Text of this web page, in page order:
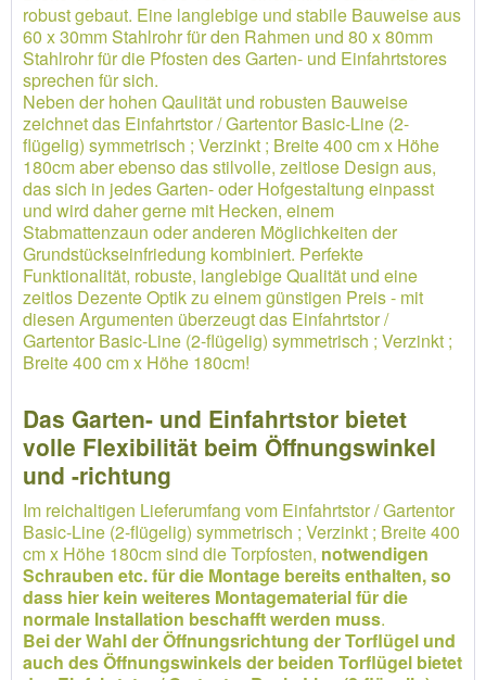
robust gebaut. Eine langlebige und stabile Bauweise aus
60 x 30mm Stahlrohr für den Rahmen und 80 x 80mm
Stahlrohr für die Pfosten des Garten- und Einfahrtstores
sprechen für sich.
Neben der hohen Qaulität und robusten Bauweise
zeichnet das Einfahrtstor / Gartentor Basic-Line (2-
flügelig) symmetrisch ; Verzinkt ; Breite 400 cm x Höhe
180cm aber ebenso das stilvolle, zeitlose Design aus,
das sich in jedes Garten- oder Hofgestaltung einpasst
und wird daher gerne mit Hecken, einem
Stabmattenzaun oder anderen Möglichkeiten der
Grundstückseinfriedung kombiniert. Perfekte
Funktionalität, robuste, langlebige Qualität und eine
zeitlos Dezente Optik zu einem günstigen Preis - mit
diesen Argumenten überzeugt das Einfahrtstor /
Gartentor Basic-Line (2-flügelig) symmetrisch ; Verzinkt ;
Breite 400 cm x Höhe 180cm!
Das Garten- und Einfahrtstor bietet
volle Flexibilität beim Öffnungswinkel
und -richtung
Im reichaltigen Lieferumfang vom Einfahrtstor / Gartentor
Basic-Line (2-flügelig) symmetrisch ; Verzinkt ; Breite 400
cm x Höhe 180cm sind die Torpfosten, notwendigen
Schrauben etc. für die Montage bereits enthalten, so
dass hier kein weiteres Montagematerial für die
normale Installation beschafft werden muss.
Bei der Wahl der Öffnungsrichtung der Torflügel und
auch des Öffnungswinkels der beiden Torflügel bietet